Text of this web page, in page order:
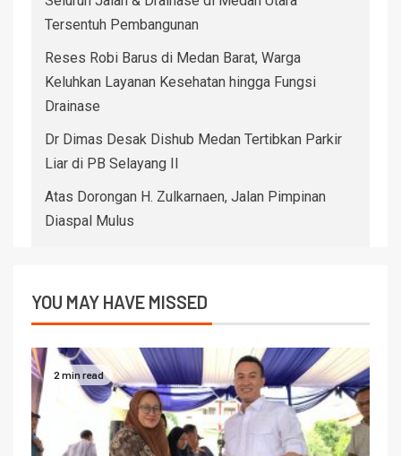
Tersentuh Pembangunan
Reses Robi Barus di Medan Barat, Warga
Keluhkan Layanan Kesehatan hingga Fungsi
Drainase
Dr Dimas Desak Dishub Medan Tertibkan Parkir
Liar di PB Selayang II
Atas Dorongan H. Zulkarnaen, Jalan Pimpinan
Diaspal Mulus
YOU MAY HAVE MISSED
2 min read